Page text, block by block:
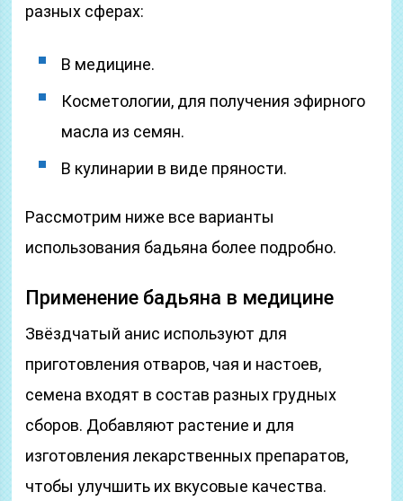
разных сферах:
В медицине.
Косметологии, для получения эфирного
масла из семян.
В кулинарии в виде пряности.
Рассмотрим ниже все варианты
использования бадьяна более подробно.
Применение бадьяна в медицине
Звёздчатый анис используют для
приготовления отваров, чая и настоев,
семена входят в состав разных грудных
сборов. Добавляют растение и для
изготовления лекарственных препаратов,
чтобы улучшить их вкусовые качества.